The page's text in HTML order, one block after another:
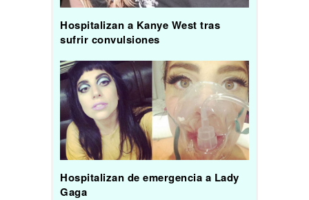
Hospitalizan a Kanye West tras
sufrir convulsiones
Hospitalizan de emergencia a Lady
Gaga